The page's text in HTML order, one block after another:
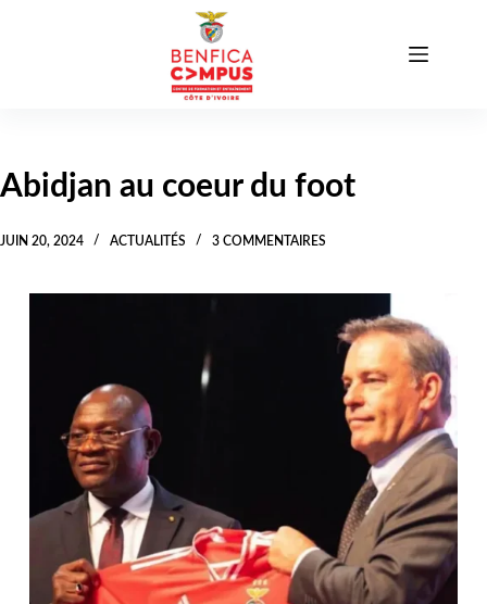
Abidjan au coeur du foot
JUIN 20, 2024 ACTUALITÉS 3 COMMENTAIRES